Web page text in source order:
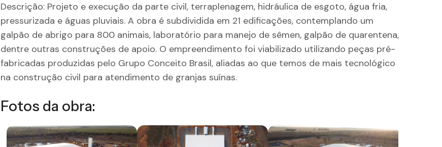
Descrição: Projeto e execução da parte civil, terraplenagem, hidráulica de esgoto, água fria,
pressurizada e águas pluviais. A obra é subdividida em 21 edificações, contemplando um
galpão de abrigo para 800 animais, laboratório para manejo de sêmen, galpão de quarentena,
dentre outras construções de apoio. O empreendimento foi viabilizado utilizando peças pré-
fabricadas produzidas pelo Grupo Conceito Brasil, aliadas ao que temos de mais tecnológico
na construção civil para atendimento de granjas suínas.
Fotos da obra: